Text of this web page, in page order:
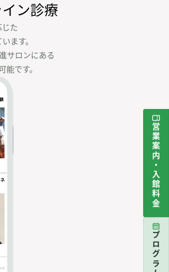
営業案内・入館料金
プログラム
ン診療
た
ます。
サロンにある
です。